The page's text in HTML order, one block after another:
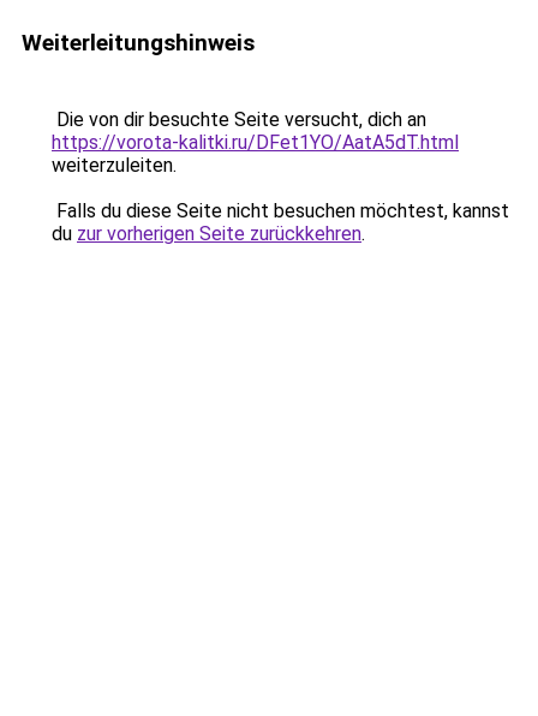
Weiterleitungshinweis
Die von dir besuchte Seite versucht, dich an
https://vorota-kalitki.ru/DFet1YO/AatA5dT.html
weiterzuleiten.
Falls du diese Seite nicht besuchen möchtest, kannst
du zur vorherigen Seite zurückkehren.